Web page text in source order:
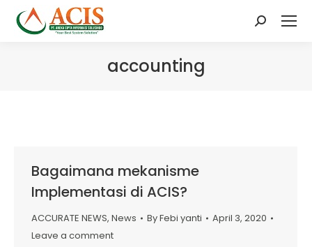
Search:
accounting
Bagaimana mekanisme
Implementasi di ACIS?
ACCURATE NEWS, News ByFebi yanti
April 3, 2020
Leave a comment